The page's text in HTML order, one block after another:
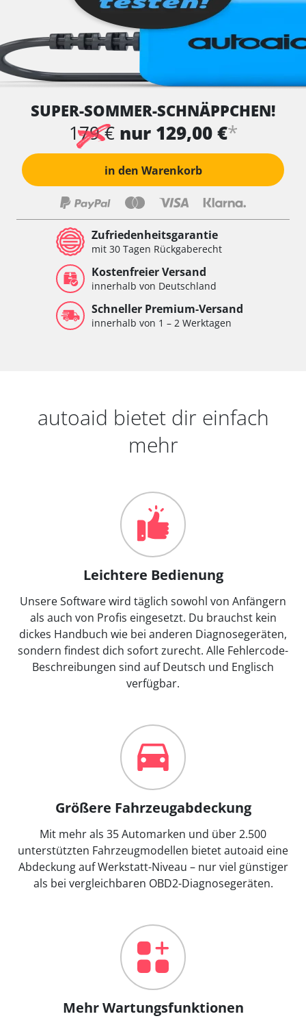
SUPER-SOMMER-SCHNÄPPCHEN!
179 € nur 129,00 €*
in den Warenkorb
Zufriedenheitsgarantie
mit 30 Tagen Rückgaberecht
Kostenfreier Versand
innerhalb von Deutschland
Schneller Premium-Versand
innerhalb von 1 – 2 Werktagen
autoaid bietet dir einfach
mehr
Leichtere Bedienung
Unsere Software wird täglich sowohl von Anfängern
als auch von Profis eingesetzt. Du brauchst kein
dickes Handbuch wie bei anderen Diagnosegeräten,
sondern findest dich sofort zurecht. Alle Fehlercode-
Beschreibungen sind auf Deutsch und Englisch
verfügbar.
Größere Fahrzeugabdeckung
Mit mehr als 35 Automarken und über 2.500
unterstützten Fahrzeugmodellen bietet autoaid eine
Abdeckung auf Werkstatt-Niveau – nur viel günstiger
als bei vergleichbaren OBD2-Diagnosegeräten.
Mehr Wartungsfunktionen